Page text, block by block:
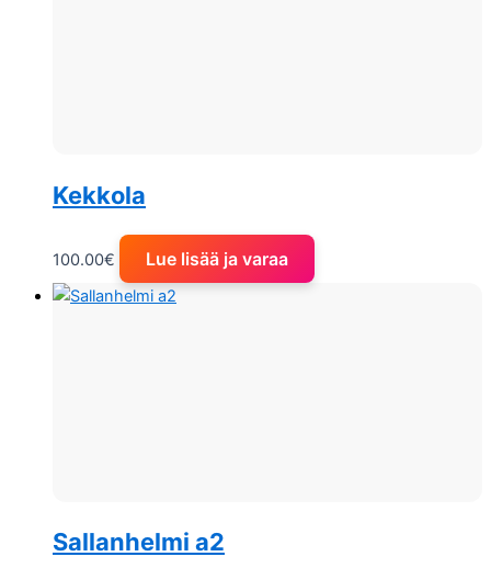
Kekkola
100.00€ Lue lisää ja varaa
Sallanhelmi a2